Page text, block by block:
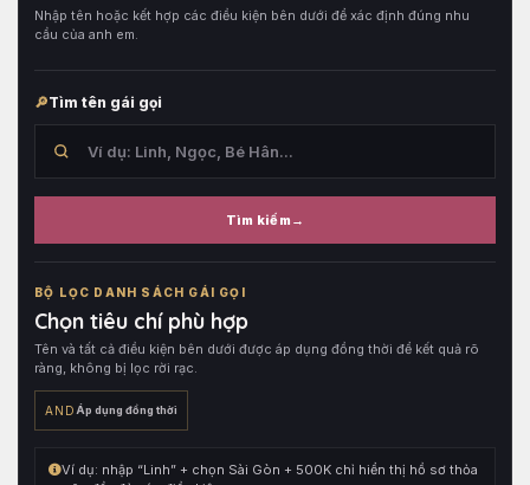
Nhập tên hoặc kết hợp các điều kiện bên dưới để xác định đúng nhu
cầu của anh em.
Tìm tên gái gọi
Tìm kiếm
trong
tên
hồ
sơ,
đó
kết
hợp
BỘ LỌC DANH SÁCH GÁI GỌI
Chọn tiêu chí phù hợp
Tên và tất cả điều kiện bên dưới được áp dụng đồng thời để kết quả rõ
ràng, không bị lọc rời rạc.
AND Áp dụng đồng thời
Ví dụ: nhập “Linh” + chọn Sài Gòn + 500K chỉ hiển thị hồ sơ thỏa